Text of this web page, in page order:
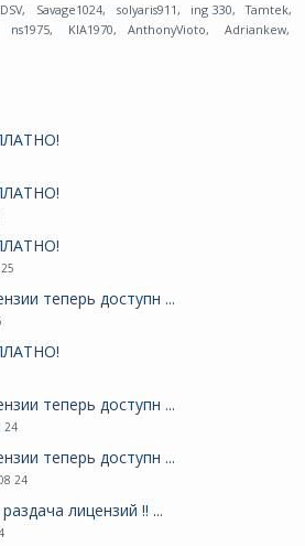
, Savage1024, solyaris911, ing 330, Tamtek,
ns1975, KIA1970, AnthonyVioto, Adriankew,
теперь доступн ...
теперь доступн ...
24
теперь доступн ...
24
лицензий !! ...